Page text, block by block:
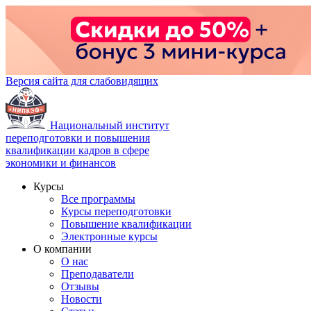
Версия сайта для слабовидящих
Национальный институт
переподготовки и повышения
квалификации кадров в сфере
экономики и финансов
Курсы
Все программы
Курсы переподготовки
Повышение квалификации
Электронные курсы
О компании
О нас
Преподаватели
Отзывы
Новости